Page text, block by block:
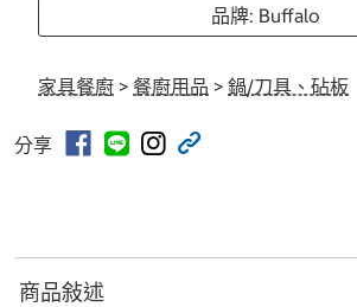
品牌: Buffalo
家具餐廚 > 餐廚用品 > 鍋/刀具、砧板
分享
商品敍述